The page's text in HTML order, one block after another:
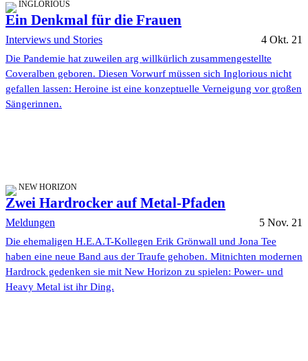
INGLORIOUS
Ein Denkmal für die Frauen
Interviews und Stories 4 Okt. 21
Die Pandemie hat zuweilen arg willkürlich zusammengestellte
Coveralben geboren. Diesen Vorwurf müssen sich Inglorious nicht
gefallen lassen: Heroine ist eine konzeptuelle Verneigung vor großen
Sängerinnen.
NEW HORIZON
Zwei Hardrocker auf Metal-Pfaden
Meldungen 5 Nov. 21
Die ehemaligen H.E.A.T-Kollegen Erik Grönwall und Jona Tee
haben eine neue Band aus der Traufe gehoben. Mitnichten modernen
Hardrock gedenken sie mit New Horizon zu spielen: Power- und
Heavy Metal ist ihr Ding.